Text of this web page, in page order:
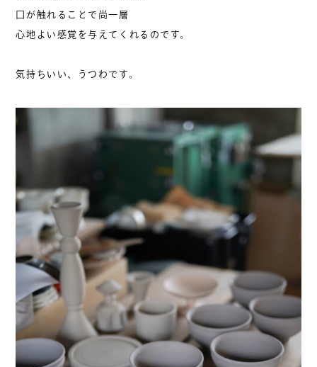
口が触れることで尚一層
心地よい感覚を与えてくれるのです。
気持ちいい、うつわです。